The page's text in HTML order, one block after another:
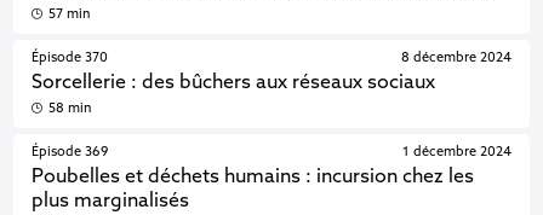
57 min
Épisode 370
Sorcellerie : des bûchers aux réseaux sociaux
8 décembre 2024
58 min
Épisode 369
Poubelles et déchets humains : incursion chez les
plus marginalisés
1 décembre 2024